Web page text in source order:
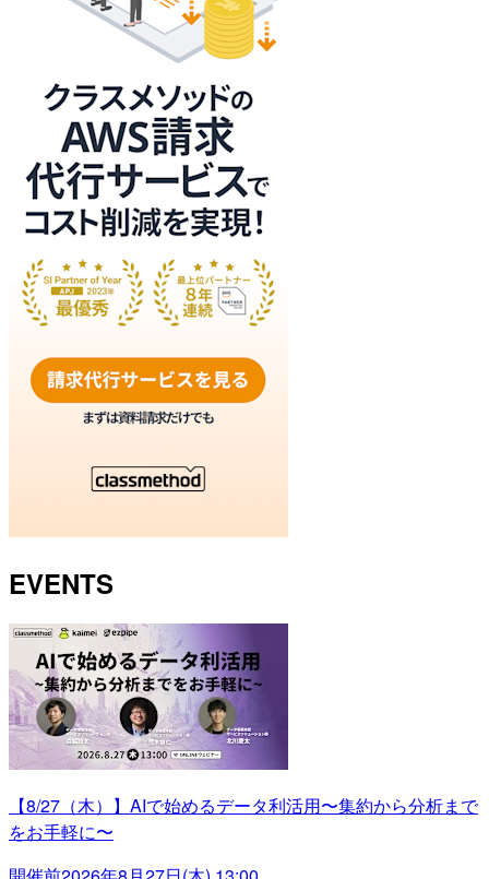
EVENTS
【8/27（木）】AIで始めるデータ利活用〜集約から分析まで
をお手軽に〜